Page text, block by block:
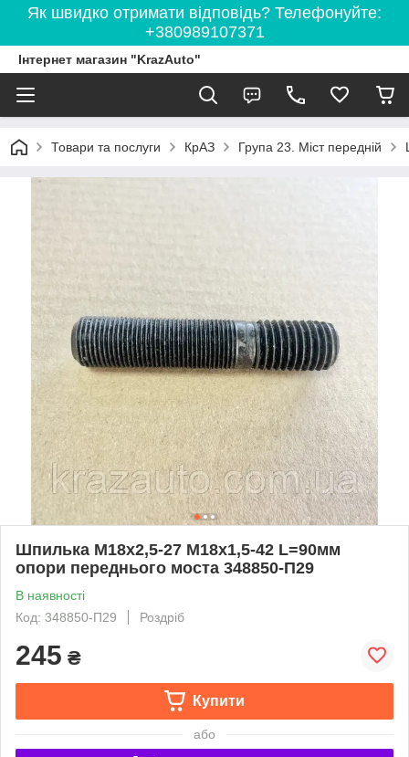
Як швидко отримати відповідь? Телефонуйте:
+380989107371
Інтернет магазин "KrazAuto"
Товари та послуги КрАЗ Група 23. Міст передній
Шпилька М18х2,5-27 М18х1,5-42 L=90мм
опори переднього моста 348850-П29
В наявності
Код: 348850-П29
Роздріб
245 ₴
Купити
або